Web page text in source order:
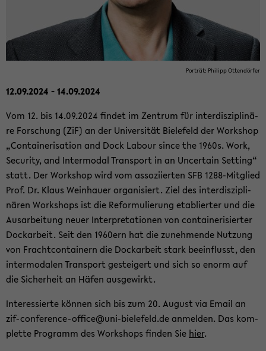
Por­trät: Phil­ipp Ot­ten­dör­fer
12.09.2024 - 14.09.2024
Vom 12. bis 14.09.2024 fin­det im Zen­trum für in­ter­dis­zi­pli­nä­
re For­schung (ZiF) an der Uni­ver­si­tät Bie­le­feld der Work­shop
„Con­tai­ne­ri­sa­ti­on and Dock La­bour since the 1960s. Work,
Se­cu­ri­ty, and In­ter­mo­dal Trans­port in an Un­cer­tain Set­ting“
statt. Der Work­shop wird vom as­so­zi­ier­ten SFB 1288-​Mitglied
Prof. Dr. Klaus Wein­hau­er or­ga­ni­siert. Ziel des in­ter­dis­zi­pli­
nä­ren Work­shops ist die Re­for­mu­lie­rung eta­blier­ter und die
Aus­ar­bei­tung neuer In­ter­pre­ta­tio­nen von con­tai­ne­ri­sier­ter
Dock­ar­beit. Seit den 1960ern hat die zu­neh­men­de Nut­zung
von Fracht­con­tai­nern die Dock­ar­beit stark be­ein­flusst, den
in­ter­mo­da­len Trans­port ge­stei­gert und sich so enorm auf
die Si­cher­heit an Häfen aus­ge­wirkt.
In­ter­es­sier­te kön­nen sich bis zum 20. Au­gust via Email an
zif-​conference-office@uni-​bielefeld.de an­mel­den. Das kom­
plet­te Pro­gramm des Work­shops fin­den Sie hier.